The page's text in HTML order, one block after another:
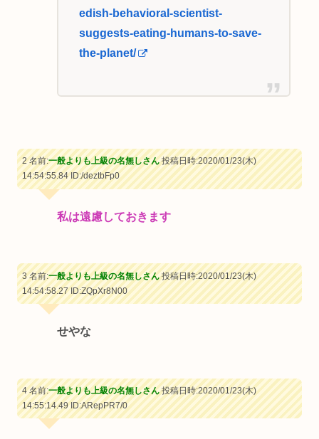
edish-behavioral-scientist-
suggests-eating-humans-to-save-
the-planet/
2 名前:一般よりも上級の名無しさん投稿日時:2020/01/23(木)
14:54:55.84ID:/deztbFp0
私は遠慮しておきます
3 名前:一般よりも上級の名無しさん投稿日時:2020/01/23(木)
14:54:58.27ID:ZQpXr8N00
せやな
4 名前:一般よりも上級の名無しさん投稿日時:2020/01/23(木)
14:55:14.49ID:ARepPR7/0